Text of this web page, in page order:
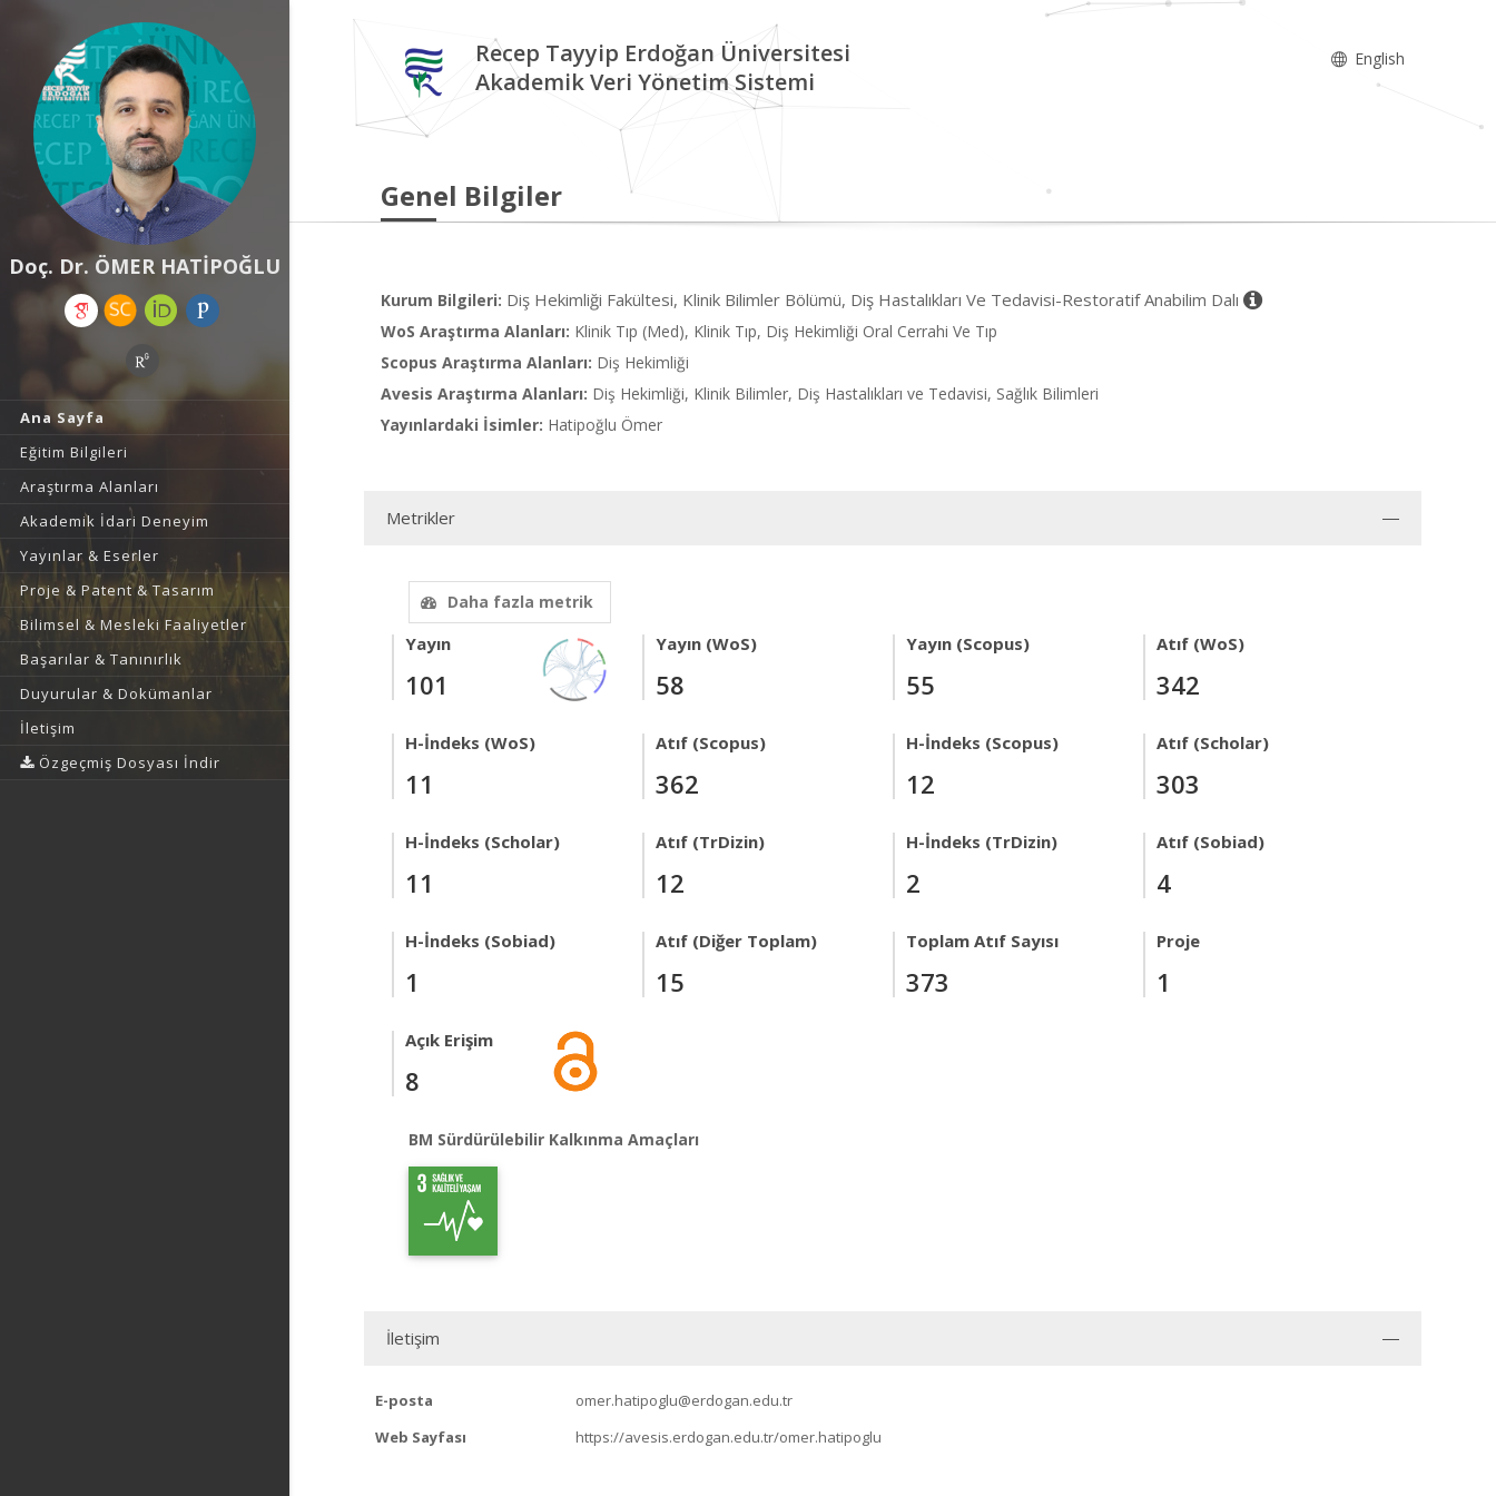
Doç. Dr. ÖMER HATİPOĞLU
Ana Sayfa
Eğitim Bilgileri
Araştırma Alanları
Akademik İdari Deneyim
Yayınlar & Eserler
Proje & Patent & Tasarım
Bilimsel & Mesleki Faaliyetler
Başarılar & Tanınırlık
Duyurular & Dokümanlar
İletişim
Özgeçmiş Dosyası İndir
Recep Tayyip Erdoğan Üniversitesi
Akademik Veri Yönetim Sistemi
English
Genel Bilgiler
Kurum Bilgileri: Diş Hekimliği Fakültesi, Klinik Bilimler Bölümü, Diş Hastalıkları Ve Tedavisi-Restoratif Anabilim Dalı
WoS Araştırma Alanları: Klinik Tıp (Med), Klinik Tıp, Diş Hekimliği Oral Cerrahi Ve Tıp
Scopus Araştırma Alanları: Diş Hekimliği
Avesis Araştırma Alanları: Diş Hekimliği, Klinik Bilimler, Diş Hastalıkları ve Tedavisi, Sağlık Bilimleri
Yayınlardaki İsimler: Hatipoğlu Ömer
Metrikler
Daha fazla metrik
Yayın
101
Yayın (WoS)
58
Yayın (Scopus)
55
Atıf (WoS)
342
H-İndeks (WoS)
11
Atıf (Scopus)
362
H-İndeks (Scopus)
12
Atıf (Scholar)
303
H-İndeks (Scholar)
11
Atıf (TrDizin)
12
H-İndeks (TrDizin)
2
Atıf (Sobiad)
4
H-İndeks (Sobiad)
1
Atıf (Diğer Toplam)
15
Toplam Atıf Sayısı
373
Proje
1
Açık Erişim
8
BM Sürdürülebilir Kalkınma Amaçları
İletişim
E-posta
omer.hatipoglu@erdogan.edu.tr
Web Sayfası
https://avesis.erdogan.edu.tr/omer.hatipoglu